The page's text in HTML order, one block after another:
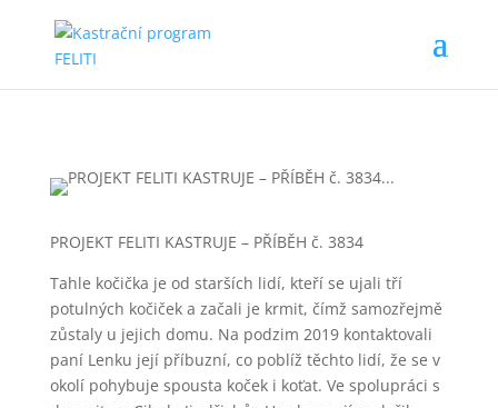
PROJEKT FELITI KASTRUJE – PŘÍBĚH č. 3834
Tahle kočička je od starších lidí, kteří se ujali tří
potulných kočiček a začali je krmit, čímž samozřejmě
zůstaly u jejich domu. Na podzim 2019 kontaktovali
paní Lenku její příbuzní, co poblíž těchto lidí, že se v
okolí pohybuje spousta koček i koťat. Ve spolupráci s